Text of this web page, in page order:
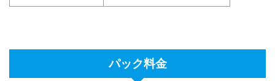
パック料金